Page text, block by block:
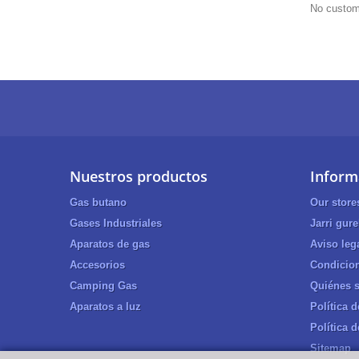
No
Nuestros productos
Gas butano
Gases Industriales
Aparatos de gas
Accesorios
Camping Gas
Aparatos a luz
Our
Jarri
Aviso
Quiénes
Política
Política
Sitemap